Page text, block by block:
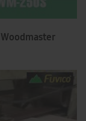
Woodmaster